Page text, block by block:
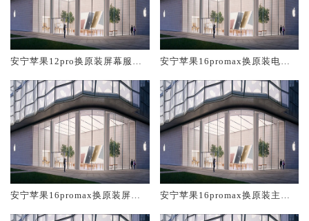
安宁苹果12pro换原装屏幕服务
安宁苹果16promax换原装电池
安宁苹果16promax换原装屏幕
安宁苹果16promax换原装主板